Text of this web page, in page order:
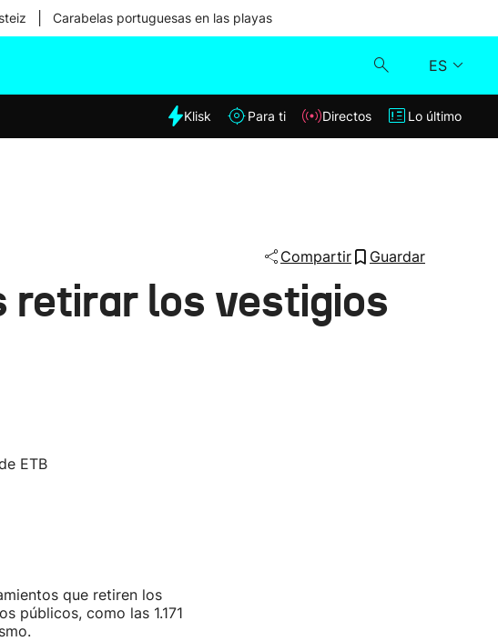
Carabelas portuguesas en las playas
ES
Klisk
Klisk Para ti Directos Lo último
Compartir Guardar
retirar los vestigios
ETB
que retiren los
públicos, como las 1.171